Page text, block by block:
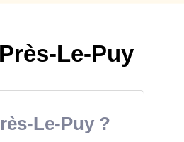
Le-Puy
Le-Puy ?